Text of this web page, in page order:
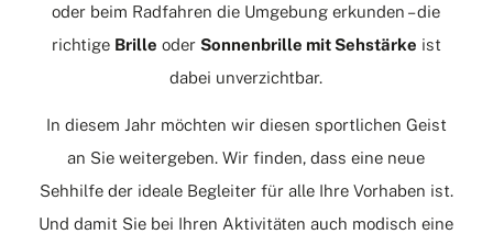
oder beim Radfahren die Umgebung erkunden – die
richtige Brille oder Sonnenbrille mit Sehstärke ist
dabei unverzichtbar.
In diesem Jahr möchten wir diesen sportlichen Geist
an Sie weitergeben. Wir finden, dass eine neue
Sehhilfe der ideale Begleiter für alle Ihre Vorhaben ist.
Und damit Sie bei Ihren Aktivitäten auch modisch eine